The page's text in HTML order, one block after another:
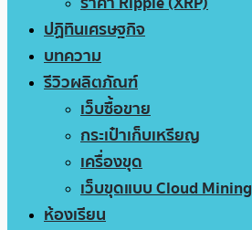
ปฏิทินเศรษฐกิจ
บทความ
รีวิวผลิตภัณฑ์
เว็บซื้อขาย
กระเป๋าเก็บเหรียญ
เครื่องขุด
เว็บขุดแบบ Cloud Mining
ห้องเรียน